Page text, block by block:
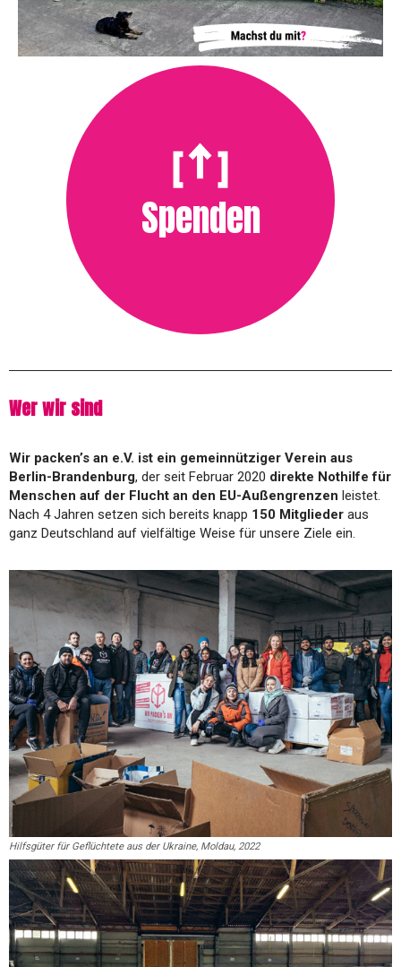
Spenden
Wer wir sind
Wir packen’s an e.V. ist ein gemeinnütziger Verein aus
Berlin-Brandenburg, der seit Februar 2020 direkte Nothilfe für
Menschen auf der Flucht an den EU-Außengrenzen leistet.
Nach 4 Jahren setzen sich bereits knapp 150 Mitglieder aus
ganz Deutschland auf vielfältige Weise für unsere Ziele ein.
Hilfsgüter für Geflüchtete aus der Ukraine, Moldau, 2022